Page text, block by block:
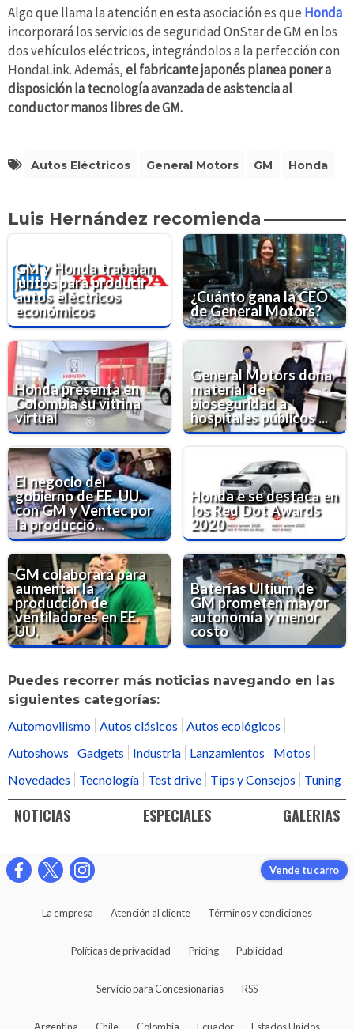
Algo que llama la atención en esta asociación es que Honda
incorporará los servicios de seguridad OnStar de GM en los
dos vehículos eléctricos, integrándolos a la perfección con
HondaLink. Además,el fabricante japonés planea poner a
disposición la tecnología avanzada de asistencia al
conductor manos libres de GM.
Autos Eléctricos General Motors GM Honda
Luis Hernández recomienda
GM y Honda trabajan
juntos para producir
autos eléctricos
económicos
¿Cuánto gana la CEO
de General Motors?
Honda presenta en
Colombia su vitrina
virtual
General Motors dona
material de
bioseguridad a
hospitales públicos ...
El negocio del
gobierno de EE. UU.
con GM y Ventec por
la producció...
Honda e se destaca en
los Red Dot Awards
2020
GM colaborará para
aumentar la
producción de
ventiladores en EE.
UU.
Baterías Ultium de
GM prometen mayor
autonomía y menor
costo
Puedes recorrer más noticias navegando en las
siguientes categorías:
Automovilismo Autos clásicos
Autos ecológicos
Autoshows
Gadgets Industria Lanzamientos
Motos
Novedades
Tecnología Test drive Tips y Consejos Tuning
NOTICIAS ESPECIALES GALERIAS
Vende tu carro
La empresa Atención al cliente Términos y condiciones
Políticas de privacidad Pricing Publicidad
Servicio para Concesionarias RSS